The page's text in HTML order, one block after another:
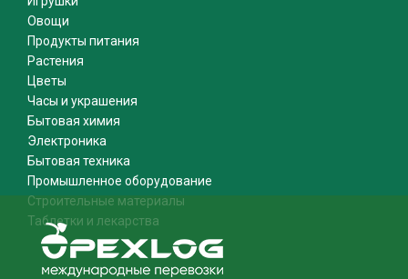
Овощи
Продукты питания
Растения
Цветы
Часы и украшения
Бытовая химия
Электроника
Бытовая техника
Промышленное оборудование
Строительные материалы
Таблетки и лекарства